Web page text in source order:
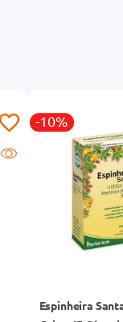
-10%
Espinheira